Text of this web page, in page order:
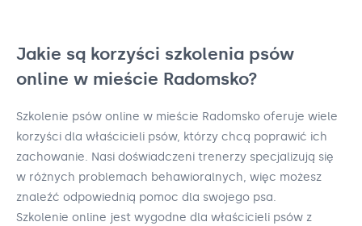
Jakie są korzyści szkolenia psów
online w mieście Radomsko?
Szkolenie psów online w mieście Radomsko oferuje wiele
korzyści dla właścicieli psów, którzy chcą poprawić ich
zachowanie. Nasi doświadczeni trenerzy specjalizują się
w różnych problemach behawioralnych, więc możesz
znaleźć odpowiednią pomoc dla swojego psa.
Szkolenie online jest wygodne dla właścicieli psów z